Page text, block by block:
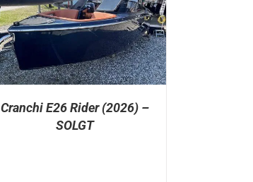
Cranchi E26 Rider (2026) –
SOLGT